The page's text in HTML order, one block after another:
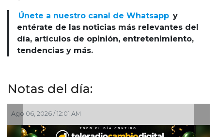
Únete a nuestro canal de Whatsapp y
entérate de las noticias más relevantes del
día, artículos de opinión, entretenimiento,
tendencias y más.
Notas del día:
/ 12:01 AM